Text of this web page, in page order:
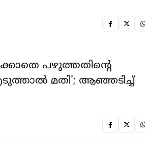
പഴുത്തതിന്റെ
മതി'; ആഞ്ഞടിച്ച്